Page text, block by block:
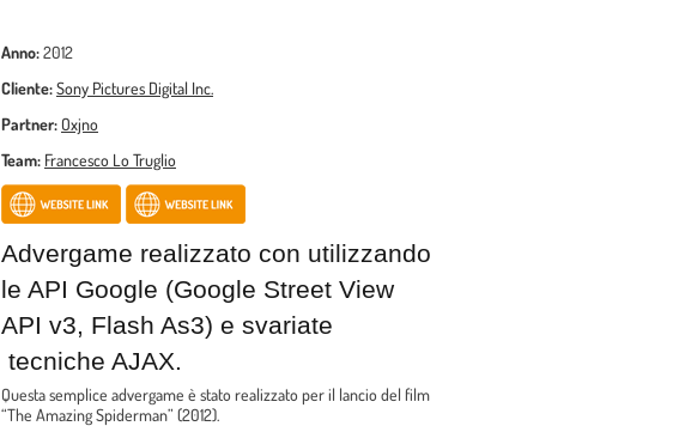
Anno:2012
Cliente:Sony Pictures Digital Inc.
Partner: Oxjno
Team: Francesco Lo Truglio
Advergame realizzato con utilizzando
le API Google (Google Street View
API v3, Flash As3) e svariate
tecniche AJAX.
Questa semplice advergame è stato realizzato per il lancio del film
“The Amazing Spiderman” (2012).